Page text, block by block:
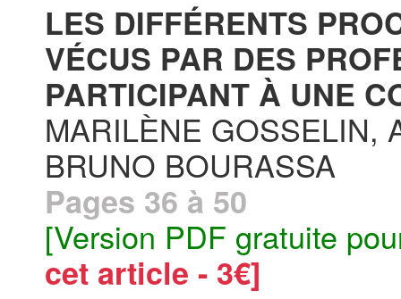
LES DIFFÉRENTS
VÉCUS PAR DES
PARTICIPANT À UNE
MARILÈNE GOSSELIN,
BRUNO BOURASSA
Pages 36 à 50
[Version PDF gratuite
cet article - 3€]